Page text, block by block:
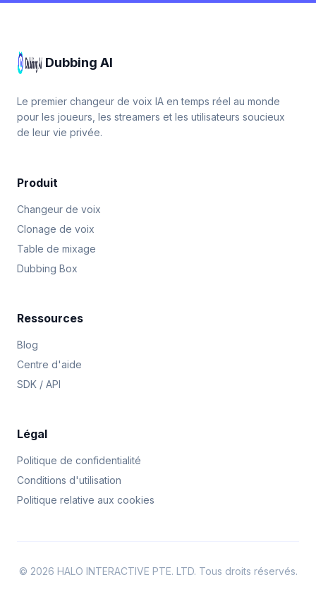
Dubbing AI
Le premier changeur de voix IA en temps réel au monde
pour les joueurs, les streamers et les utilisateurs soucieux
de leur vie privée.
Produit
Changeur de voix
Clonage de voix
Table de mixage
Dubbing Box
Ressources
Blog
Centre d'aide
SDK / API
Légal
Politique de confidentialité
Conditions d'utilisation
Politique relative aux cookies
© 2026 HALO INTERACTIVE PTE. LTD. Tous droits réservés.